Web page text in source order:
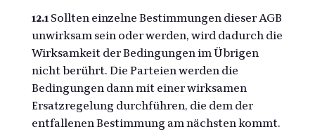
12.1Sollten einzelne Bestimmungen dieser AGB
unwirksam sein oder werden, wird dadurch die
Wirksamkeit der Bedingungen im Übrigen
nicht berührt. Die Parteien werden die
Bedingungen dann mit einer wirksamen
Ersatzregelung durchführen, die dem der
entfallenen Bestimmung am nächsten kommt.